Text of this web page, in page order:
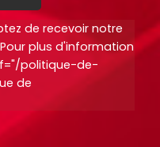
de recevoir notre
plus d'information
politique-de-
de